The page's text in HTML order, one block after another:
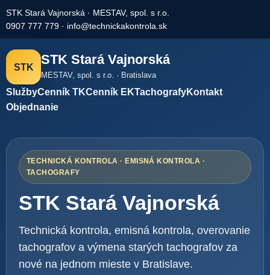
STK Stará Vajnorská · MESTAV, spol. s r.o.
0907 777 779 · info@technickakontrola.sk
STK STK Stará Vajnorská
MESTAV, spol. s r.o. · Bratislava
SlužbyCenník TKCenník EKTachografyKontakt
Objednanie
TECHNICKÁ KONTROLA · EMISNÁ KONTROLA ·
TACHOGRAFY
STK Stará Vajnorská
Technická kontrola, emisná kontrola, overovanie
tachografov a výmena starých tachografov za
nové na jednom mieste v Bratislave.